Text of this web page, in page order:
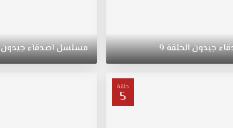
جيدونالحلقة9 مسلسلاصدقاءجيدون
حلقة
5